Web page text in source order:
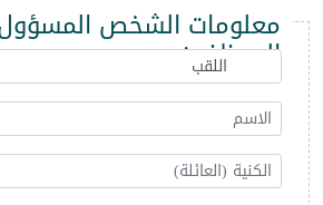
معلومات الشخص
الموظفين